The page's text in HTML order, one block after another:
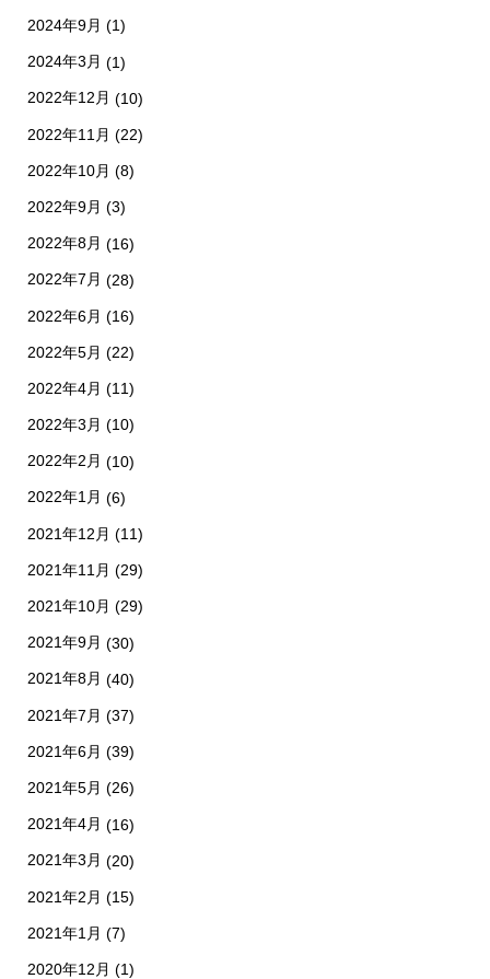
2024年9月 (1)
2024年3月 (1)
2022年12月 (10)
2022年11月 (22)
2022年10月 (8)
2022年9月 (3)
2022年8月 (16)
2022年7月 (28)
2022年6月 (16)
2022年5月 (22)
2022年4月 (11)
2022年3月 (10)
2022年2月 (10)
2022年1月 (6)
2021年12月 (11)
2021年11月 (29)
2021年10月 (29)
2021年9月 (30)
2021年8月 (40)
2021年7月 (37)
2021年6月 (39)
2021年5月 (26)
2021年4月 (16)
2021年3月 (20)
2021年2月 (15)
2021年1月 (7)
2020年12月 (1)